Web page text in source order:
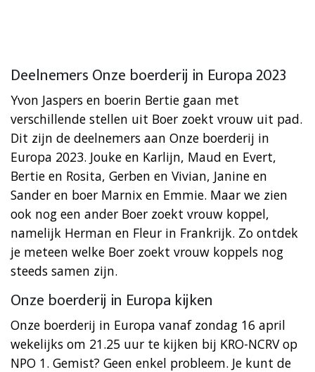
Deelnemers Onze boerderij in Europa 2023
Yvon Jaspers en boerin Bertie gaan met
verschillende stellen uit Boer zoekt vrouw uit pad.
Dit zijn de deelnemers aan Onze boerderij in
Europa 2023. Jouke en Karlijn, Maud en Evert,
Bertie en Rosita, Gerben en Vivian, Janine en
Sander en boer Marnix en Emmie. Maar we zien
ook nog een ander Boer zoekt vrouw koppel,
namelijk Herman en Fleur in Frankrijk. Zo ontdek
je meteen welke Boer zoekt vrouw koppels nog
steeds samen zijn.
Onze boerderij in Europa kijken
Onze boerderij in Europa vanaf zondag 16 april
wekelijks om 21.25 uur te kijken bij KRO-NCRV op
NPO 1. Gemist? Geen enkel probleem. Je kunt de